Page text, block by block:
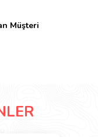
Müşteri